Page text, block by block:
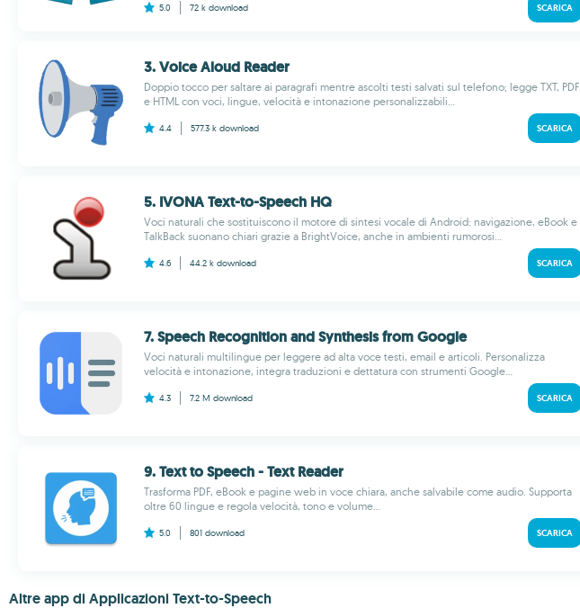
5.0 72 k download SCARICA
3. Voice Aloud Reader
Doppio tocco per saltare ai paragrafi mentre ascolti testi salvati sul telefono; legge TXT, PDF
e HTML con voci, lingue, velocità e intonazione personalizzabili...
4.4 577.3 k download SCARICA
5. IVONA Text-to-Speech HQ
Voci naturali che sostituiscono il motore di sintesi vocale di Android: navigazione, eBook e
TalkBack suonano chiari grazie a BrightVoice, anche in ambienti rumorosi...
4.6 44.2 k download SCARICA
7. Speech Recognition and Synthesis from Google
Voci naturali multilingue per leggere ad alta voce testi, email e articoli. Personalizza
velocità e intonazione, integra traduzioni e dettatura con strumenti Google...
4.3 7.2 M download SCARICA
9. Text to Speech - Text Reader
Trasforma PDF, eBook e pagine web in voce chiara, anche salvabile come audio. Supporta
oltre 60 lingue e regola velocità, tono e volume...
5.0 801 download SCARICA
Altre app di Applicazioni Text-to-Speech